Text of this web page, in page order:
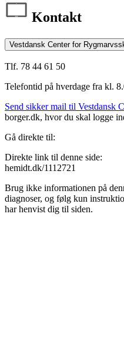
Kontakt
Vestdansk Center for
Tlf. 78 44 61 50
Telefontid på hverdage fra kl.
Send sikker mail til Vestdansk
borger.dk, hvor du skal logge
Gå direkte til:
Direkte link til denne side:
hemidt.dk/1112721
Brug ikke informationen på
diagnoser, og følg kun
har henvist dig til siden.